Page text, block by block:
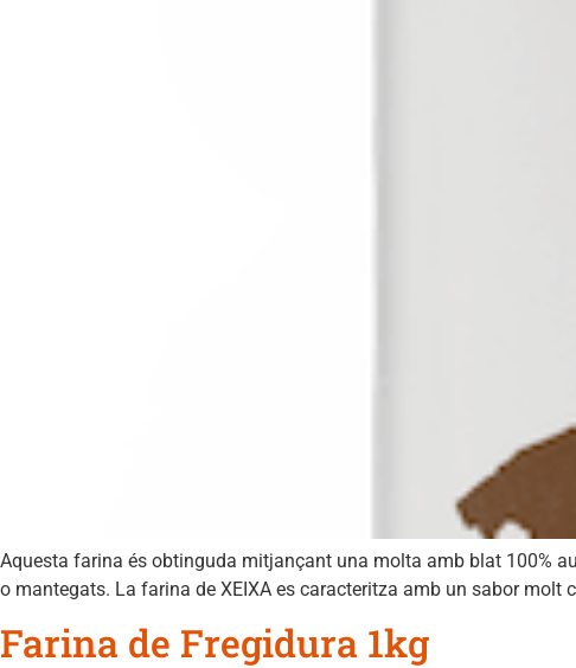
Aquesta farina és obtinguda mitjançant una molta amb blat 100%
o mantegats. La farina de XEIXA es caracteritza amb un sabor
Farina de Fregidura 1kg